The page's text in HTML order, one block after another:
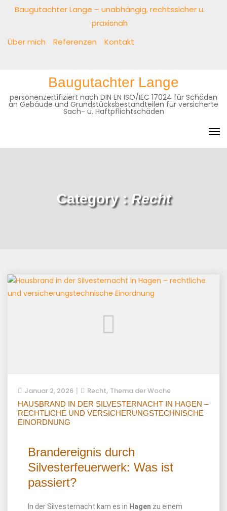
Baugutachter Lange – unabhängig, rechtssicher u.
praxisnah
Über mich
Referenzen Kontakt
Baugutachter Lange
personenzertifiziert nach DIN EN ISO/IEC 17024 für Schäden
an Gebäude und Grundstücksbestandteilen für versicherte
Sach- u. Haftpflichtschäden
Category : Recht
Januar 2, 2026 Recht, Thema der Woche
HAUSBRAND IN DER SILVESTERNACHT IN HAGEN –
RECHTLICHE UND VERSICHERUNGSTECHNISCHE
EINORDNUNG
Brandereignis durch
Silvesterfeuerwerk: Was ist
passiert?
In der Silvesternacht kam es in Hagen zu einem